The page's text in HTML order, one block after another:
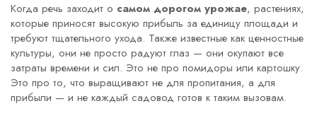
Когда речь заходит о самом дорогом урожае, растениях,
которые приносят высокую прибыль за единицу площади и
требуют тщательного ухода. Также известные как ценностные
культуры, они не просто радуют глаз — они окупают все
затраты времени и сил. Это не про помидоры или картошку.
Это про то, что выращивают не для пропитания, а для
прибыли — и не каждый садовод готов к таким вызовам.